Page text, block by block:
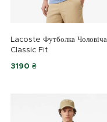
Lacoste Футболка Чоловіча
Classic Fit
3190 ₴